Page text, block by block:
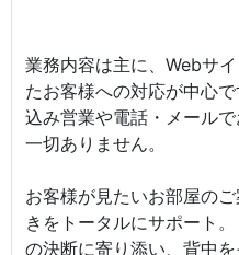
業務内容は主に、Webサ
たお客様への対応が中心
込み営業や電話・メール
一切ありません。
お客様が見たいお部屋の
きをトータルにサポート
の決断に寄り添い、背中